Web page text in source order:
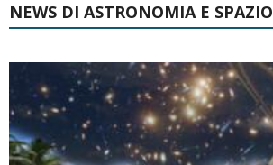
NEWS DI ASTRONOMIA E SPAZIO